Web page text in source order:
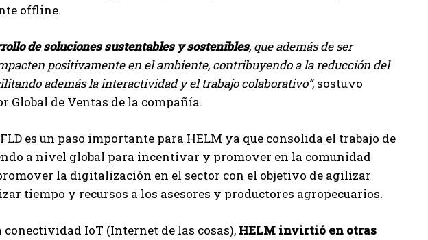
offline.
de soluciones sustentables y sostenibles, que además de ser
positivamente en el ambiente, contribuyendo a la reducción del
además la interactividad y el trabajo colaborativo”, sostuvo
Global de Ventas de la compañía.
es un paso importante para HELM ya que consolida el trabajo de
a nivel global para incentivar y promover en la comunidad
la digitalización en el sector con el objetivo de agilizar
tiempo y recursos a los asesores y productores agropecuarios.
IoT (Internet de las cosas), HELM invirtió en otras